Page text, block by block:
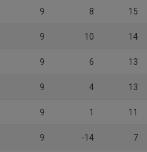
9 8 15
9 10 14
9 6 13
9 4 13
9 1 11
9 -14 7